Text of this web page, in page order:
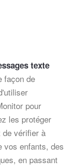
texte
façon de
pour
les protéger
de vérifier à
vos enfants, des
en passant